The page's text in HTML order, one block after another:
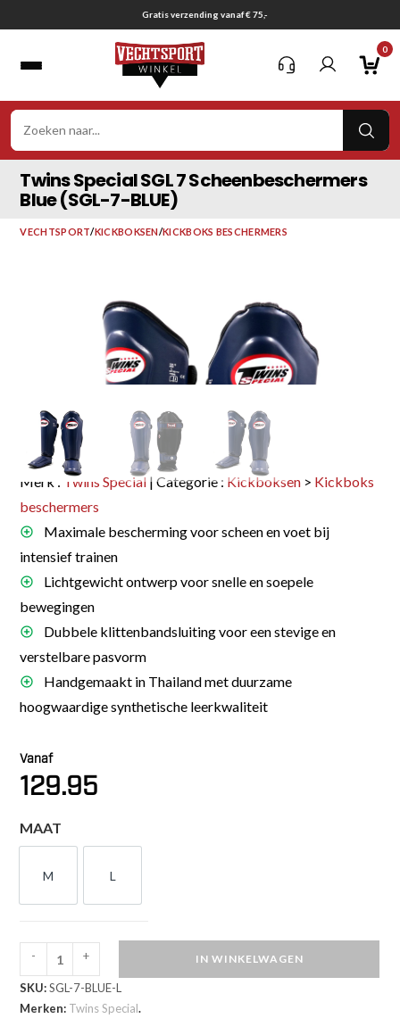
naar
Gratis verzending vanaf € 75,-
0
Twins Special SGL 7 Scheenbeschermers
Blue (SGL-7-BLUE)
VECHTSPORT/KICKBOKSEN/KICKBOKS BESCHERMERS
Merk : Twins Special | Categorie : Kickboksen > Kickboks
beschermers
Maximale bescherming voor scheen en voet bij
intensief trainen
Lichtgewicht ontwerp voor snelle en soepele
bewegingen
Dubbele klittenbandsluiting voor een stevige en
verstelbare pasvorm
Handgemaakt in Thailand met duurzame
hoogwaardige synthetische leerkwaliteit
Vanaf
129.95
MAAT
M
M
L
L
Special
SGL
- + IN WINKELWAGEN
SKU:SGL-7-BLUE-L
Merken: Twins Special.